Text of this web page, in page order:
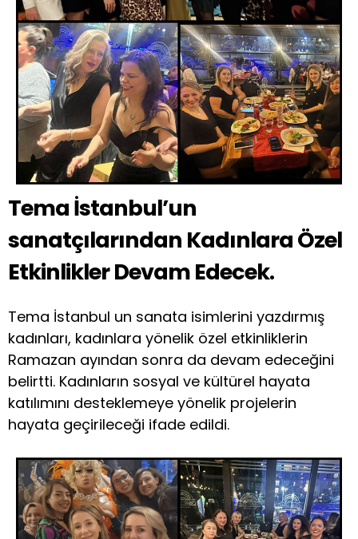
Tema İstanbul’un
sanatçılarından Kadınlara Özel
Etkinlikler Devam Edecek.
Tema İstanbul un sanata isimlerini yazdırmış
kadınları, kadınlara yönelik özel etkinliklerin
Ramazan ayından sonra da devam edeceğini
belirtti. Kadınların sosyal ve kültürel hayata
katılımını desteklemeye yönelik projelerin
hayata geçirileceği ifade edildi.